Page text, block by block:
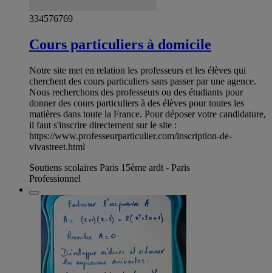
334576769
Cours particuliers à domicile
Notre site met en relation les professeurs et les élèves qui
cherchent des cours particuliers sans passer par une agence.
Nous recherchons des professeurs ou des étudiants pour
donner des cours particuliers à des élèves pour toutes les
matières dans toute la France. Pour déposer votre candidature,
il faut s'inscrire directement sur le site :
https://www.professeurparticulier.com/inscription-de-
vivastreet.html
Soutiens scolaires Paris 15ème ardt - Paris
Professionnel